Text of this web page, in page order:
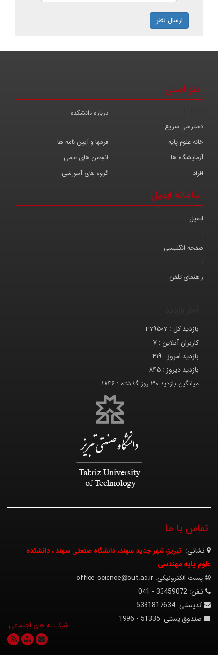
ارسال نظر
منو اصلی
درباره دانشکده
افراد گروه های آموزشی
آزمایشگاه ها انجمن های علمی
خانه علوم پایه فرمها و آیین نامه ها
دسترسی سریع
سامانه ایمیل
ایمیل
صفحه انگلیسی
راهنمای تلفن
بازدید کل : ۴۷۹۵۰۷
کاربران آنلاین : ۷
بازدید امروز : ۴۱۹
بازدید دیروز : ۸۴۵
میانگین بازدید ۳۰ روز گذشته :
۱۸۴۶
تماس با ما
نشانی: تبریز، شهر جدید سهند، دانشگاه صنعتی سهند ، دانشکده
علوم پایه مهندسی
پست الکترونیکی: office-science@sut.ac.ir
تلفن: 33459072 - 041
کدپستی: 5331817634
صندوق پستی: 51335 - 1996